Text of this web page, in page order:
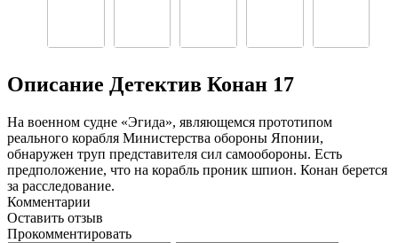
Описание Детектив Конан 17
На военном судне «Эгида», являющемся прототипом
реального корабля Министерства обороны Японии,
обнаружен труп представителя сил самообороны. Есть
предположение, что на корабль проник шпион. Конан берется
за расследование.
Комментарии
Оставить отзыв
Прокомментировать